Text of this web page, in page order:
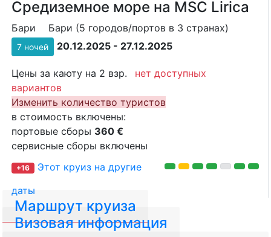
Средиземное море на MSC Lirica
Бари Бари (5 городов/портов в 3 странах)
7 ночей 20.12.2025 - 27.12.2025
Цены за каюту на 2 взр.
нет доступных
вариантов
Изменить количество туристов
в стоимость включены:
портовые сборы 360 €
сервисные сборы включены
+16
Этот круиз на другие
даты
Маршрут круиза
Визовая информация